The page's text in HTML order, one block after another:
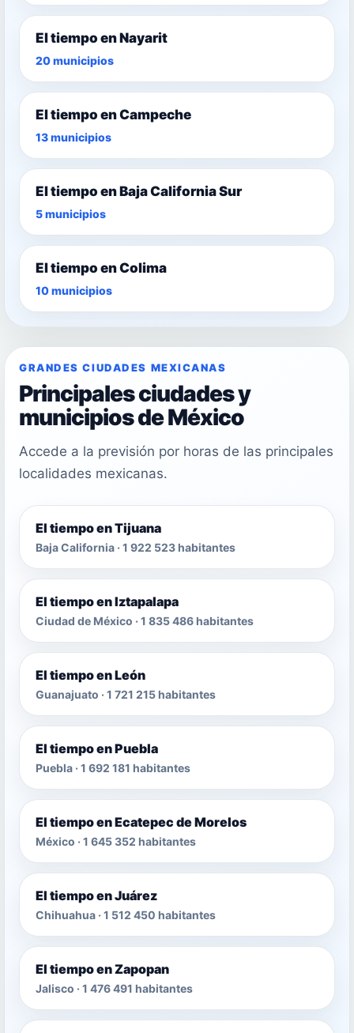
El tiempo en Nayarit
20 municipios
El tiempo en Campeche
13 municipios
El tiempo en Baja California Sur
5 municipios
El tiempo en Colima
10 municipios
GRANDES CIUDADES MEXICANAS
Principales ciudades y
municipios de México
Accede a la previsión por horas de las principales
localidades mexicanas.
El tiempo en Tijuana
Baja California · 1 922 523 habitantes
El tiempo en Iztapalapa
Ciudad de México · 1 835 486 habitantes
El tiempo en León
Guanajuato · 1 721 215 habitantes
El tiempo en Puebla
Puebla · 1 692 181 habitantes
El tiempo en Ecatepec de Morelos
México · 1 645 352 habitantes
El tiempo en Juárez
Chihuahua · 1 512 450 habitantes
El tiempo en Zapopan
Jalisco · 1 476 491 habitantes